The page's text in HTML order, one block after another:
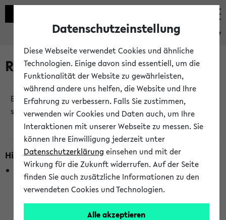
eKVV
Raumänderungen
Es wurden keine Raumänderungen an jetzt
stattfindenden Veranstaltungen gefunden!
Hinweise zur Liste der Raumänderungen
In dieser Liste werden nur Veranstaltungstermine
berücksichtigt, die gerade oder innerhalb der nächsten 2
Stunden stattfinden. Berücksichtigt werden nur Termine,
Datenschutzeinstellung
Diese Webseite verwendet Cookies und ähnliche
Technologien. Einige davon sind essentiell, um die
Funktionalität der Website zu gewährleisten,
während andere uns helfen, die Website und Ihre
Erfahrung zu verbessern. Falls Sie zustimmen,
verwenden wir Cookies und Daten auch, um Ihre
Interaktionen mit unserer Webseite zu messen. Sie
können Ihre Einwilligung jederzeit unter
Datenschutzerklärung einsehen und mit der
Wirkung für die Zukunft widerrufen. Auf der Seite
finden Sie auch zusätzliche Informationen zu den
verwendeten Cookies und Technologien.
Alle akzeptieren